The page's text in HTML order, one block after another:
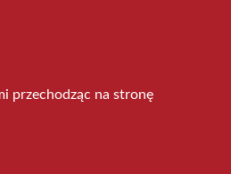
przechodząc na stronę